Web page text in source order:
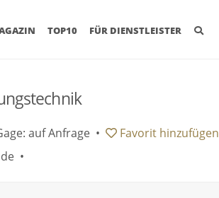
(CURRENT)
TOP10 FÜR DIENSTLEISTER
auf Anfrage • Favorit hinzufügen
•